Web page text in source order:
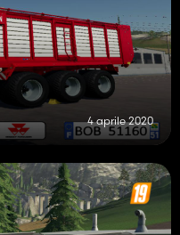
4 aprile 2020